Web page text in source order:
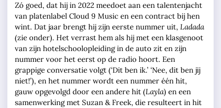
Zó goed, dat hij in 2022 meedoet aan een talentenjacht
van platenlabel Cloud 9 Music en een contract bij hen
wint. Dat jaar brengt hij zijn eerste nummer uit, Ladada
(zie onder). Het verrast hem als hij met een klasgenoot
van zijn hotelschoolopleiding in de auto zit en zijn
nummer voor het eerst op de radio hoort. Een
grappige conversatie volgt (‘Dit ben ik.’ ‘Nee, dit ben jij
niet!’), en het nummer wordt een nummer één hit,
gauw opgevolgd door een andere hit (Layla) en een
samenwerking met Suzan & Freek, die resulteert in hit